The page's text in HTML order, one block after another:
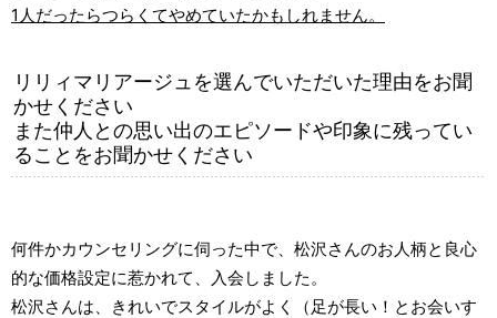
1人だったらつらくてやめていたかもしれません。
リリィマリアージュを選んでいただいた理由をお聞
かせください
また仲人との思い出のエピソードや印象に残ってい
ることをお聞かせください
何件かカウンセリングに伺った中で、松沢さんのお人柄と良心
的な価格設定に惹かれて、入会しました。
松沢さんは、きれいでスタイルがよく（足が長い！とお会いす